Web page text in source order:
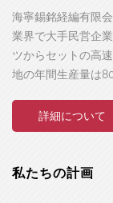
海寧錫銘経編有限
業界で大手民営企
ツからセットの高
地の年間生産量は
詳細について
私たちの計画